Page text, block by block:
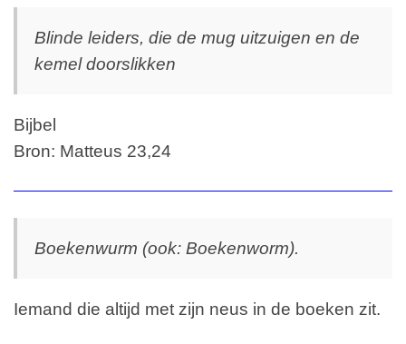
Blinde leiders, die de mug uitzuigen en de
kemel doorslikken
Bijbel
Bron: Matteus 23,24
Boekenwurm (ook: Boekenworm).
Iemand die altijd met zijn neus in de boeken zit.